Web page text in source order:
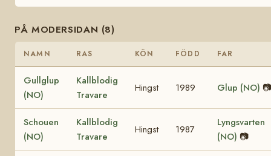
PÅ MODERSIDAN (8)
NAMN RAS KÖN FÖDD FAR
Gullglup
(NO)
Kallblodig
Travare
Hingst 1989 Glup (NO) 📷
Schouen
(NO)
Kallblodig
Travare
Hingst 1987
Lyngsvarten
(NO) 📷